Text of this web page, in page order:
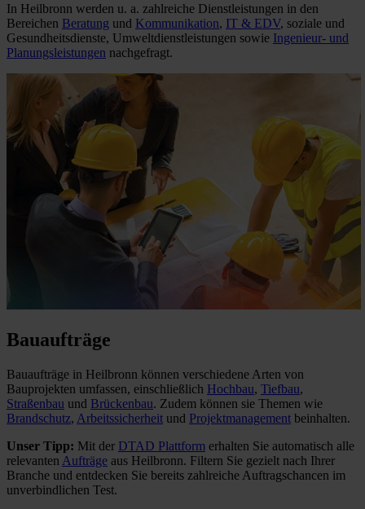
In Heilbronn werden u. a. zahlreiche Dienstleistungen in den
Bereichen Beratung und Kommunikation, IT & EDV, soziale und
Gesundheitsdienste, Umweltdienstleistungen sowie Ingenieur- und
Planungsleistungen nachgefragt.
Bauaufträge
Bauaufträge in Heilbronn können verschiedene Arten von
Bauprojekten umfassen, einschließlich Hochbau, Tiefbau,
Straßenbau und Brückenbau. Zudem können sie Themen wie
Brandschutz, Arbeitssicherheit und Projektmanagement beinhalten.
Unser Tipp: Mit der DTAD Plattform erhalten Sie automatisch alle
relevanten Aufträge aus Heilbronn. Filtern Sie gezielt nach Ihrer
Branche und entdecken Sie bereits zahlreiche Auftragschancen im
unverbindlichen Test.